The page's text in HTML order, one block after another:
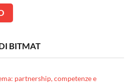
BITMAT
partnership, competenze e